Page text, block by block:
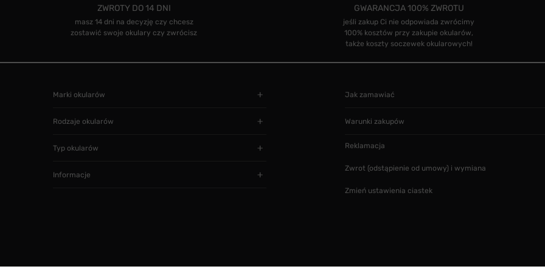
ZWROTY DO 14 DNI
masz 14 dni na decyzję czy chcesz
zostawić swoje okulary czy zwrócisz
GWARANCJA 100% ZWROTU
jeśli zakup Ci nie odpowiada zwrócimy
100% kosztów przy zakupie okularów,
także koszty soczewek okularowych!
Marki okularów
Rodzaje okularów
Typ okularów
Informacje
Jak zamawiać
Warunki zakupów
Reklamacja
Zwrot (odstąpienie od umowy) i wymiana
Zmień ustawienia ciastek